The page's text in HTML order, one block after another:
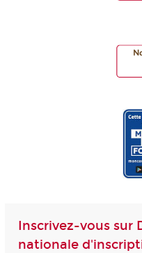
Inscrivez-vous sur
nationale